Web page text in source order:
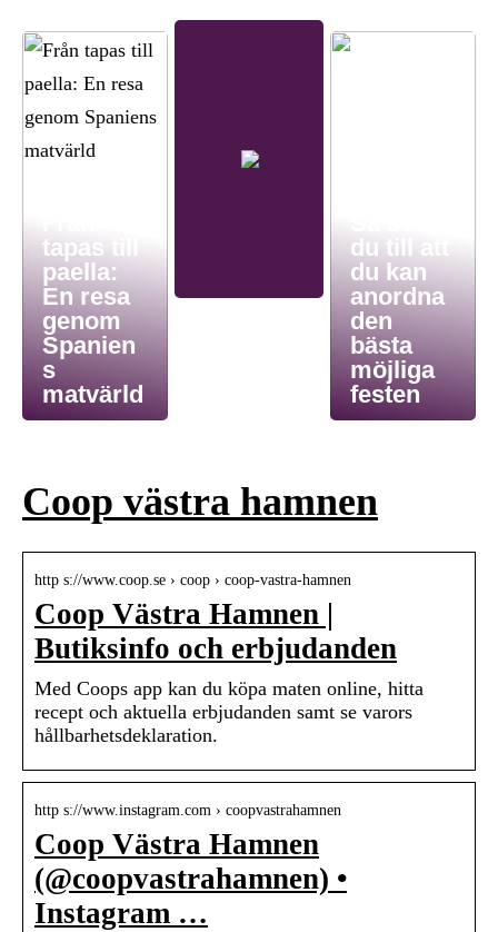
tapas till
paella:
En resa
genom
Spanien
s
matvärld
du till att
du kan
anordna
den
bästa
möjliga
festen
Coop västra hamnen
http s://www.coop.se › coop › coop-vastra-hamnen
Coop Västra Hamnen |
Butiksinfo och erbjudanden
Med Coops app kan du köpa maten online, hitta
recept och aktuella erbjudanden samt se varors
hållbarhetsdeklaration.
http s://www.instagram.com › coopvastrahamnen
Coop Västra Hamnen
(@coopvastrahamnen) •
Instagram …